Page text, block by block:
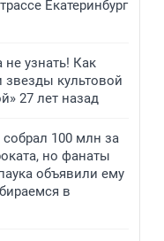
Екатеринбург
не узнать! Как
звезды культовой
27 лет назад
собрал 100 млн за
но фанаты
объявили ему
в